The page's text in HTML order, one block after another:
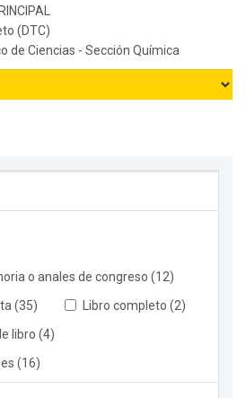
(DTC)
de Ciencias - Sección Química
o anales de congreso (12)
(35)
Libro completo (2)
libro (4)
(16)